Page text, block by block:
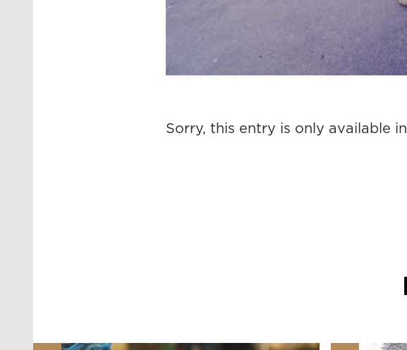
Sorry, this entry is only available in